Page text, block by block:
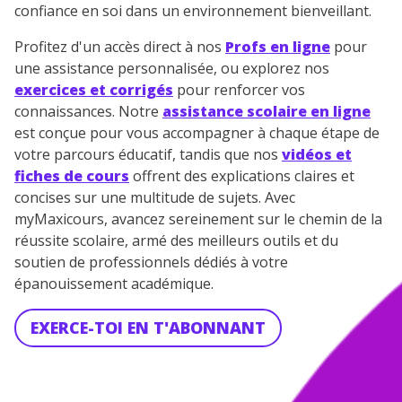
confiance en soi dans un environnement bienveillant.
Profitez d'un accès direct à nos Profs en ligne pour
une assistance personnalisée, ou explorez nos
exercices et corrigés pour renforcer vos
connaissances. Notre assistance scolaire en ligne
est conçue pour vous accompagner à chaque étape de
votre parcours éducatif, tandis que nos vidéos et
fiches de cours offrent des explications claires et
concises sur une multitude de sujets. Avec
myMaxicours, avancez sereinement sur le chemin de la
réussite scolaire, armé des meilleurs outils et du
soutien de professionnels dédiés à votre
épanouissement académique.
EXERCE-TOI EN T'ABONNANT